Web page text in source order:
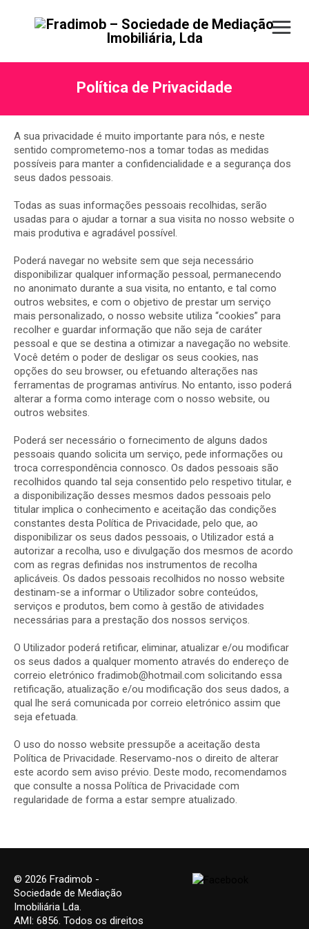
Política de Privacidade
A sua privacidade é muito importante para nós, e neste
sentido comprometemo-nos a tomar todas as medidas
possíveis para manter a confidencialidade e a segurança dos
seus dados pessoais.
Todas as suas informações pessoais recolhidas, serão
usadas para o ajudar a tornar a sua visita no nosso website o
mais produtiva e agradável possível.
Poderá navegar no website sem que seja necessário
disponibilizar qualquer informação pessoal, permanecendo
no anonimato durante a sua visita, no entanto, e tal como
outros websites, e com o objetivo de prestar um serviço
mais personalizado, o nosso website utiliza “cookies” para
recolher e guardar informação que não seja de caráter
pessoal e que se destina a otimizar a navegação no website.
Você detém o poder de desligar os seus cookies, nas
opções do seu browser, ou efetuando alterações nas
ferramentas de programas antivírus. No entanto, isso poderá
alterar a forma como interage com o nosso website, ou
outros websites.
Poderá ser necessário o fornecimento de alguns dados
pessoais quando solicita um serviço, pede informações ou
troca correspondência connosco. Os dados pessoais são
recolhidos quando tal seja consentido pelo respetivo titular, e
a disponibilização desses mesmos dados pessoais pelo
titular implica o conhecimento e aceitação das condições
constantes desta Política de Privacidade, pelo que, ao
disponibilizar os seus dados pessoais, o Utilizador está a
autorizar a recolha, uso e divulgação dos mesmos de acordo
com as regras definidas nos instrumentos de recolha
aplicáveis. Os dados pessoais recolhidos no nosso website
destinam-se a informar o Utilizador sobre conteúdos,
serviços e produtos, bem como à gestão de atividades
necessárias para a prestação dos nossos serviços.
O Utilizador poderá retificar, eliminar, atualizar e/ou modificar
os seus dados a qualquer momento através do endereço de
correio eletrónico fradimob@hotmail.com solicitando essa
retificação, atualização e/ou modificação dos seus dados, a
qual lhe será comunicada por correio eletrónico assim que
seja efetuada.
O uso do nosso website pressupõe a aceitação desta
Política de Privacidade. Reservamo-nos o direito de alterar
este acordo sem aviso prévio. Deste modo, recomendamos
que consulte a nossa Política de Privacidade com
regularidade de forma a estar sempre atualizado.
© 2026 Fradimob -
Sociedade de Mediação
Imobiliária Lda.
AMI: 6856. Todos os direitos